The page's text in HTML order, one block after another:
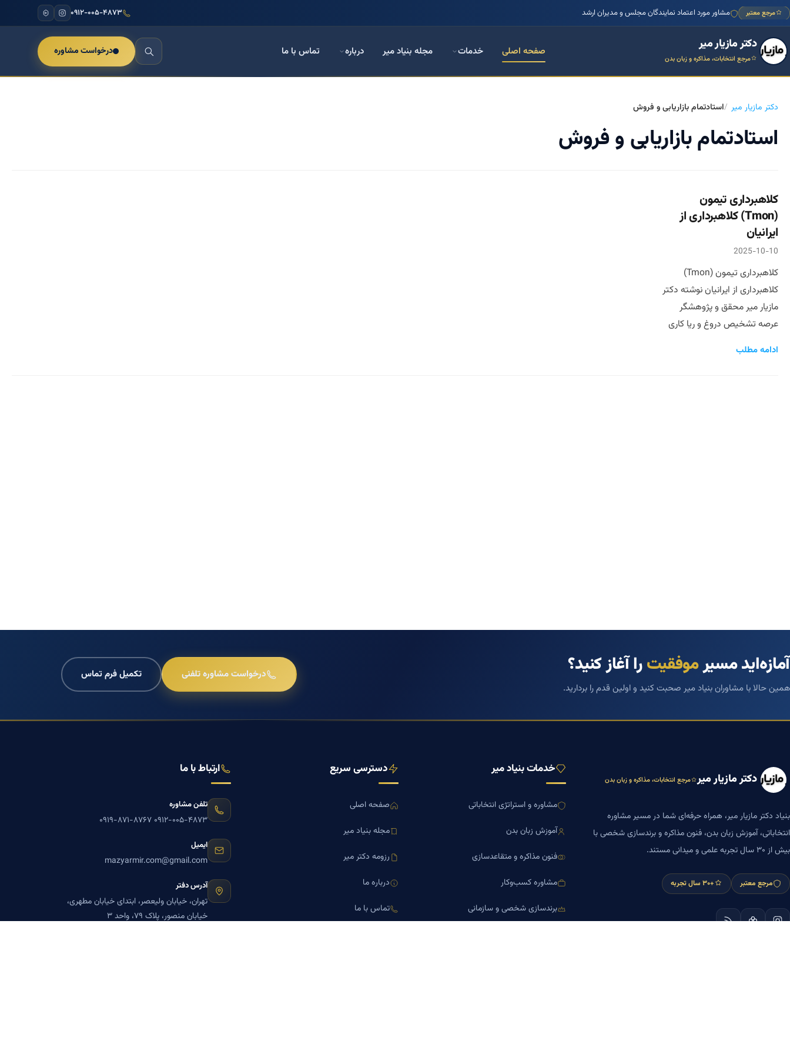
مرجع معتبر مشاور مورد اعتماد نمایندگان مجلس و مدیران ارشد ۰۹۱۲-۰۰۵-۴۸۷۳
دکتر مازیار میر
مرجع انتخابات، مذاکره و زبان بدن
صفحه اصلی خدمات مجله بنیاد میر درباره تماس با ما درخواست مشاوره
دکتر مازیار میر استادتمام بازاریابی و فروش
استادتمام بازاریابی و فروش
کلاهبرداری تیمون
(Tmon) کلاهبرداری از
ایرانیان
2025-10-10
کلاهبرداری تیمون (Tmon)
کلاهبرداری از ایرانیان نوشته دکتر
مازیار میر محقق و پژوهشگر
عرصه تشخیص دروغ و ریا کاری
ادامه مطلب
آمازه‌اید مسیرموفقیترا آغاز کنید؟
همین حالا با مشاوران بنیاد میر صحبت کنید و اولین قدم را بردارید.
درخواست مشاوره تلفنی تکمیل فرم تماس
دکتر مازیار میر مرجع انتخابات، مذاکره و زبان بدن
بنیاد دکتر مازیار میر، همراه حرفه‌ای شما در مسیر مشاوره
انتخاباتی، آموزش زبان بدن، فنون مذاکره و برندسازی شخصی با
بیش از ۳۰ سال تجربه علمی و میدانی مستند.
مرجع معتبر +۳۰ سال تجربه
خدمات بنیاد میر
مشاوره و استراتژی انتخاباتی
آموزش زبان بدن
فنون مذاکره و متقاعدسازی
مشاوره کسب‌وکار
برندسازی شخصی و سازمانی
دسترسی سریع
صفحه اصلی
مجله بنیاد میر
رزومه دکتر میر
درباره ما
تماس با ما
ارتباط با ما
تلفن مشاوره
۰۹۱۲-۰۰۵-۴۸۷۳ ۰۹۱۹-۸۷۱-۸۷۶۷
ایمیل
mazyarmir.com@gmail.com
آدرس دفتر
تهران، خیابان ولیعصر، ابتدای خیابان مطهری،
خیابان منصور، پلاک ۷۹، واحد ۳